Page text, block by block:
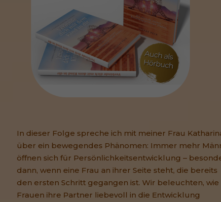
In dieser Folge spreche ich mit meiner Frau
über ein bewegendes Phänomen: Immer mehr
öffnen sich für Persönlichkeitsentwicklung –
dann, wenn eine Frau an ihrer Seite steht, die bereits
den ersten Schritt gegangen ist. Wir beleuchten, wie
Frauen ihre Partner liebevoll in die Entwicklung